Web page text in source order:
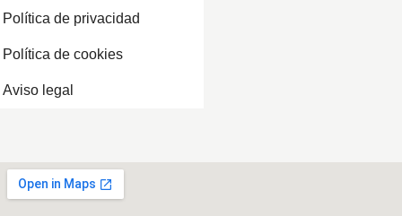
Política de privacidad
Política de cookies
Aviso legal